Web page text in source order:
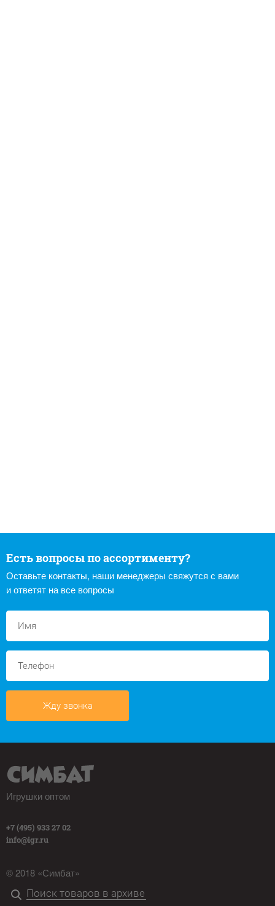
Есть вопросы по ассортименту?
Оставьте контакты, наши менеджеры свяжутся с вами
и ответят на все вопросы
Жду звонка
Игрушки оптом
+7 (495) 933 27 02
info@igr.ru
© 2018 «Симбат»